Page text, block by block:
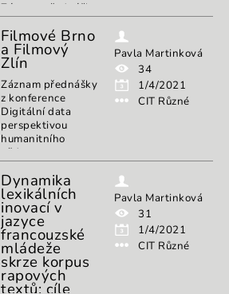
Záznam přednášky
z konference
Digitální data
perspektivou
humanitního
https://muni.cz/go/digi-
data-konference
Filmové Brno
a Filmový
Zlín
Záznam přednášky
z konference
Digitální data
perspektivou
humanitního
vědce:
https://muni.cz/go/digi-
data-konference
Pavla Martinková
34
1/4/2021
CIT Různé
Dynamika
lexikálních
inovací v
jazyce
francouzské
mládeže
skrze korpus
rapových
textů: cíle
Pavla Martinková
31
1/4/2021
CIT Různé